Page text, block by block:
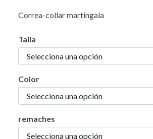
Correa-collar martingala
Talla
Color
remaches